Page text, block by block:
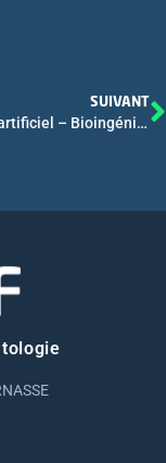
SUIVANT
Le foie bioartificiel – Bioingénierie tissulaire hépatique les enjeux cliniques